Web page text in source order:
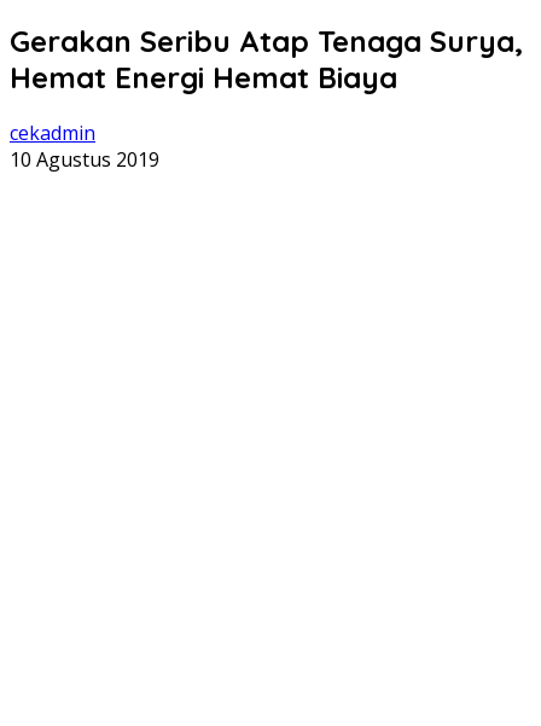
Gerakan Seribu Atap Tenaga Surya,
Hemat Energi Hemat Biaya
cekadmin
10 Agustus 2019